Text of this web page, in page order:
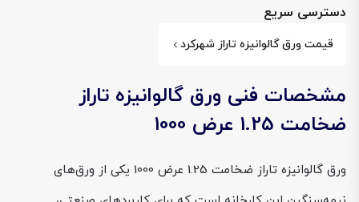
دسترسی سریع
قیمت ورق گالوانیزه تاراز شهرکرد
مشخصات فنی ورق گالوانیزه تاراز
ضخامت 1.25 عرض 1000
ورق گالوانیزه تاراز ضخامت 1.25 عرض 1000 یکی از ورق‌های